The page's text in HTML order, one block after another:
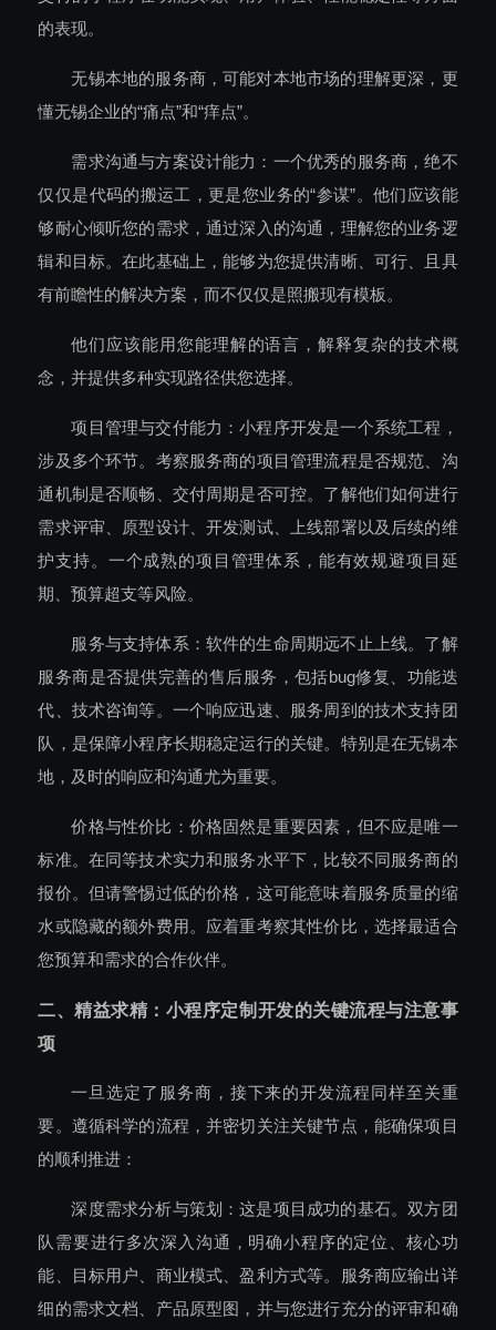
的表现。
无锡本地的服务商，可能对本地市场的理解更深，更
懂无锡企业的“痛点”和“痒点”。
需求沟通与方案设计能力：一个优秀的服务商，绝不
仅仅是代码的搬运工，更是您业务的“参谋”。他们应该能
够耐心倾听您的需求，通过深入的沟通，理解您的业务逻
辑和目标。在此基础上，能够为您提供清晰、可行、且具
有前瞻性的解决方案，而不仅仅是照搬现有模板。
他们应该能用您能理解的语言，解释复杂的技术概
念，并提供多种实现路径供您选择。
项目管理与交付能力：小程序开发是一个系统工程，
涉及多个环节。考察服务商的项目管理流程是否规范、沟
通机制是否顺畅、交付周期是否可控。了解他们如何进行
需求评审、原型设计、开发测试、上线部署以及后续的维
护支持。一个成熟的项目管理体系，能有效规避项目延
期、预算超支等风险。
服务与支持体系：软件的生命周期远不止上线。了解
服务商是否提供完善的售后服务，包括bug修复、功能迭
代、技术咨询等。一个响应迅速、服务周到的技术支持团
队，是保障小程序长期稳定运行的关键。特别是在无锡本
地，及时的响应和沟通尤为重要。
价格与性价比：价格固然是重要因素，但不应是唯一
标准。在同等技术实力和服务水平下，比较不同服务商的
报价。但请警惕过低的价格，这可能意味着服务质量的缩
水或隐藏的额外费用。应着重考察其性价比，选择最适合
您预算和需求的合作伙伴。
二、精益求精：小程序定制开发的关键流程与注意事
项
一旦选定了服务商，接下来的开发流程同样至关重
要。遵循科学的流程，并密切关注关键节点，能确保项目
的顺利推进：
深度需求分析与策划：这是项目成功的基石。双方团
队需要进行多次深入沟通，明确小程序的定位、核心功
能、目标用户、商业模式、盈利方式等。服务商应输出详
细的需求文档、产品原型图，并与您进行充分的评审和确